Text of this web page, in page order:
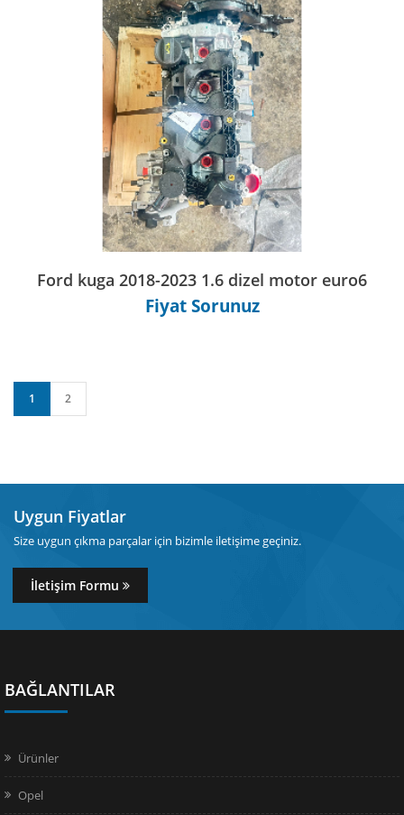
Ford kuga 2018-2023 1.6 dizel motor euro6
Fiyat Sorunuz
1 2
Uygun Fiyatlar
Size uygun çıkma parçalar için bizimle iletişime geçiniz.
İletişim Formu
BAĞLANTILAR
Ürünler
Opel